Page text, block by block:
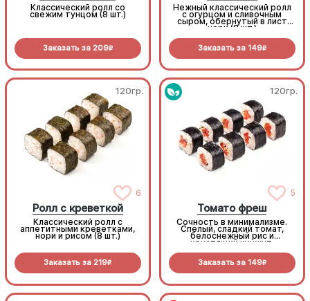
Классический ролл со
свежим тунцом (8 шт.)
Заказать за 209R
Нежный классический ролл
с огурцом и сливочным
сыром, обернутый в лист
нори (8 шт.)
Заказать за 149R
120гр.
6
Ролл с креветкой
Классический ролл с
аппетитными креветками,
нори и рисом (8 шт.)
Заказать за 219R
120гр.
5
Томато фреш
Сочность в минимализме.
Спелый, сладкий томат,
белоснежный рис и
хрустящий кунжут.
заряжает витаминами
Заказать за 149R